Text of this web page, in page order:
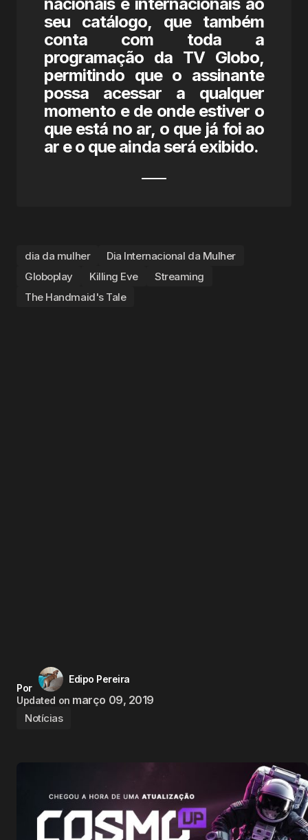
seu catálogo, que também
conta com toda a
programação da TV Globo,
permitindo que o assinante
possa acessar a qualquer
momento e de onde estiver o
que está no ar, o que já foi ao
ar e o que ainda será exibido.
dia da mulher
Dia Internacional da Mulher
Globoplay
Killing Eve
Streaming
The Handmaid's Tale
Por
Edipo Pereira
Updated on março 09, 2019
Notícias